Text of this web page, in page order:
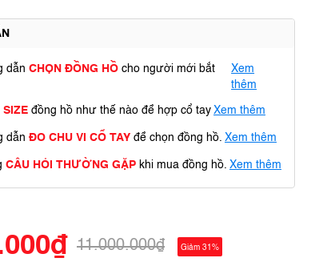
dẫn CHỌN ĐỒNG HỒ cho người mới bắt
Xem
thêm
SIZE đồng hồ như thế nào để hợp cổ tay Xem thêm
dẫn ĐO CHU VI CỔ TAY để chọn đồng hồ. Xem thêm
CÂU HỎI THƯỜNG GẶP khi mua đồng hồ. Xem thêm
11.000.000₫ Giảm 31%